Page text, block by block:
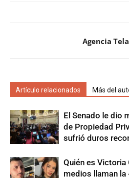
Agencia
Artículo relacionados Más del
El Senado le dio
de Propiedad
sufrió duros
Quién es Victoria
medios llaman la